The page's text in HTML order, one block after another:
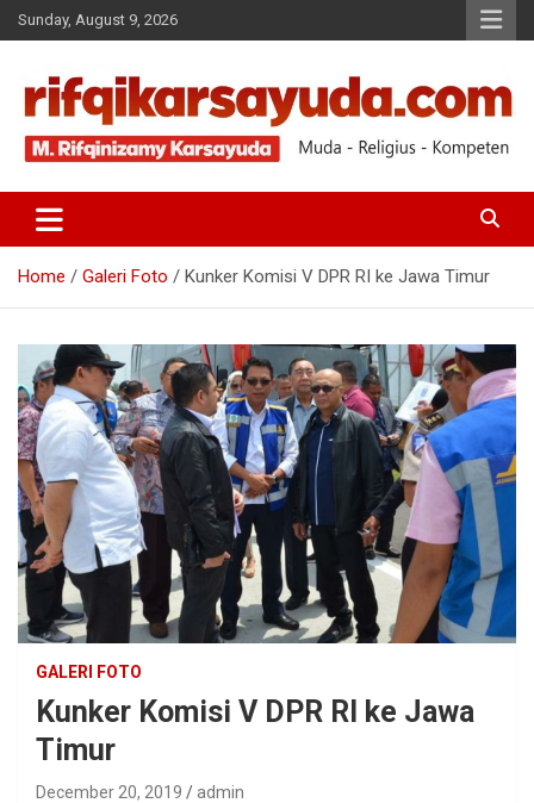
Sunday, August 9, 2026
RIFQI KARSAYUDA
Home Galeri Foto Kunker Komisi V DPR RI ke Jawa Timur
GALERI FOTO
Kunker Komisi V DPR RI ke Jawa
Timur
December 20, 2019 admin